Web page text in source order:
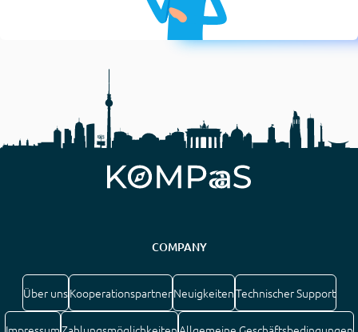
COMPANY
Über unsKooperationspartnerNeuigkeitenTechnischer Support